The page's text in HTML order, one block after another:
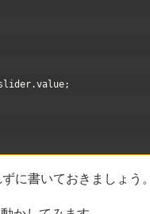
.value;
に書いておきましょう。